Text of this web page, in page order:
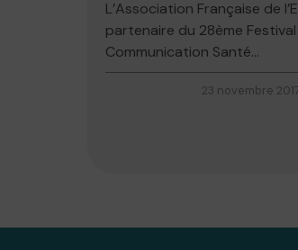
L’Association Française de
partenaire du 28ème
Communication Santé...
23 novembre